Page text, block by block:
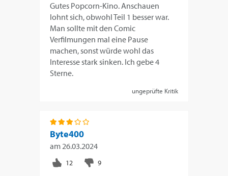
Gutes Popcorn-Kino. Anschauen
lohnt sich, obwohl Teil 1 besser war.
Man sollte mit den Comic
Verfilmungen mal eine Pause
machen, sonst würde wohl das
Interesse stark sinken. Ich gebe 4
Sterne.
ungeprüfte Kritik
Byte400
am26.03.2024